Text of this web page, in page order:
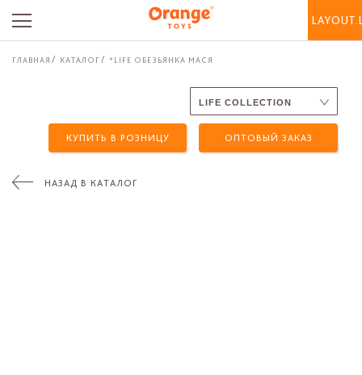
ГЛАВНАЯ КАТАЛОГ *LIFE ОБЕЗЬЯНКА МАСЯ
ОПТОВЫЙ ЗАКАЗ
КУПИТЬ В РОЗНИЦУ
НАЗАД В КАТАЛОГ